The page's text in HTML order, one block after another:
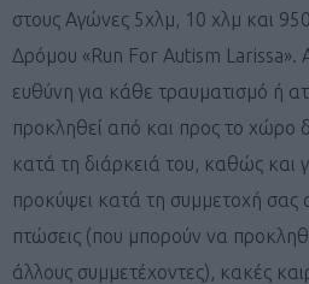
στους Αγώνες 5χλμ, 10 χλμ και
Δρόμου «Run For Autism Larissa».
ευθύνη για κάθε τραυματισμό ή
προκληθεί από και προς το χώρο
κατά τη διάρκειά του, καθώς και
προκύψει κατά τη συμμετοχή
πτώσεις (που μπορούν να
άλλους συμμετέχοντες), κακές